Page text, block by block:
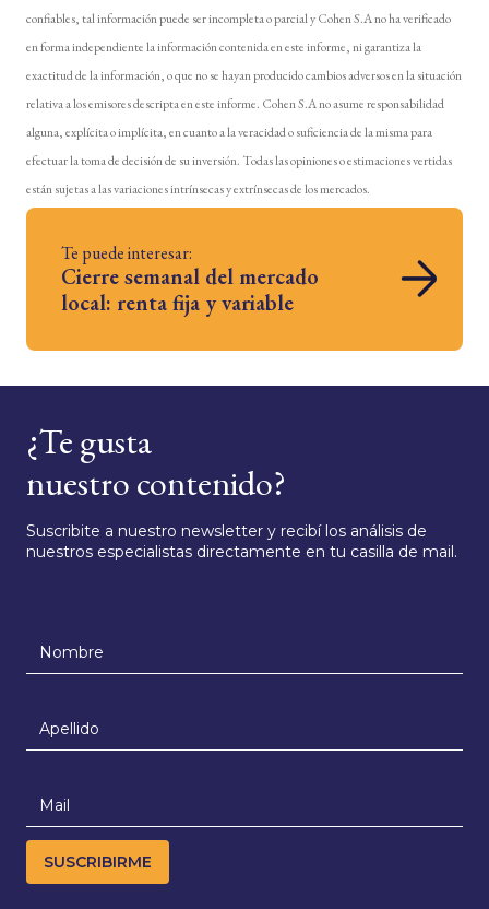
confiables, tal información puede ser incompleta o parcial y Cohen S.A no ha verificado
en forma independiente la información contenida en este informe, ni garantiza la
exactitud de la información, o que no se hayan producido cambios adversos en la situación
relativa a los emisores descripta en este informe. Cohen S.A no asume responsabilidad
alguna, explícita o implícita, en cuanto a la veracidad o suficiencia de la misma para
efectuar la toma de decisión de su inversión. Todas las opiniones o estimaciones vertidas
están sujetas a las variaciones intrínsecas y extrínsecas de los mercados.
Te puede interesar:
Cierre semanal del mercado
local: renta fija y variable
¿Te gusta
nuestro contenido?
Suscribite a nuestro newsletter y recibí los análisis de
nuestros especialistas directamente en tu casilla de mail.